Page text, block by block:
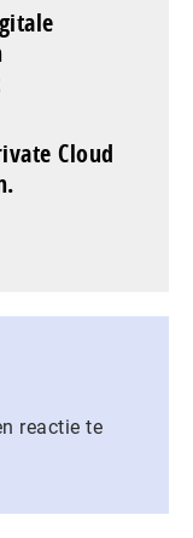
Cloud
reactie te